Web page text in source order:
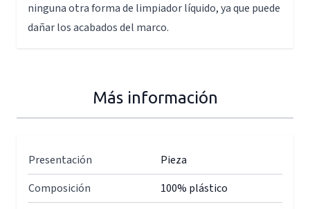
ninguna otra forma de limpiador líquido, ya que puede
dañar los acabados del marco.
Más información
Presentación
Pieza
Composición
100% plástico